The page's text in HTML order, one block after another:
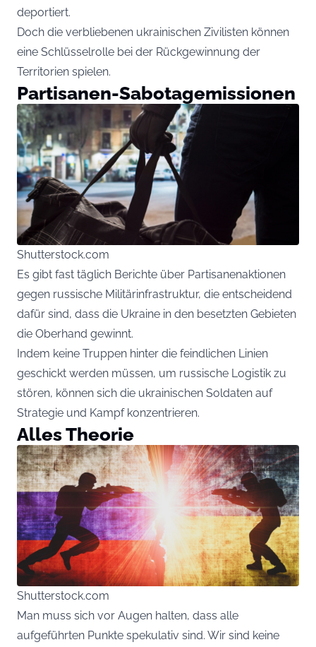
deportiert.
Doch die verbliebenen ukrainischen Zivilisten können
eine Schlüsselrolle bei der Rückgewinnung der
Territorien spielen.
Partisanen-Sabotagemissionen
Shutterstock.com
Es gibt fast täglich Berichte über Partisanenaktionen
gegen russische Militärinfrastruktur, die entscheidend
dafür sind, dass die Ukraine in den besetzten Gebieten
die Oberhand gewinnt.
Indem keine Truppen hinter die feindlichen Linien
geschickt werden müssen, um russische Logistik zu
stören, können sich die ukrainischen Soldaten auf
Strategie und Kampf konzentrieren.
Alles Theorie
Shutterstock.com
Man muss sich vor Augen halten, dass alle
aufgeführten Punkte spekulativ sind. Wir sind keine